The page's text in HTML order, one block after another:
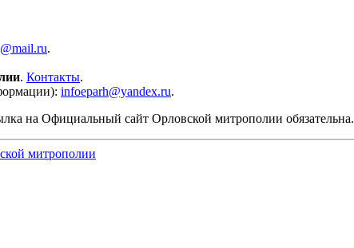
.
. Контакты.
infoeparh@yandex.ru.
на Официальный сайт Орловской митрополии обязательна.
митрополии